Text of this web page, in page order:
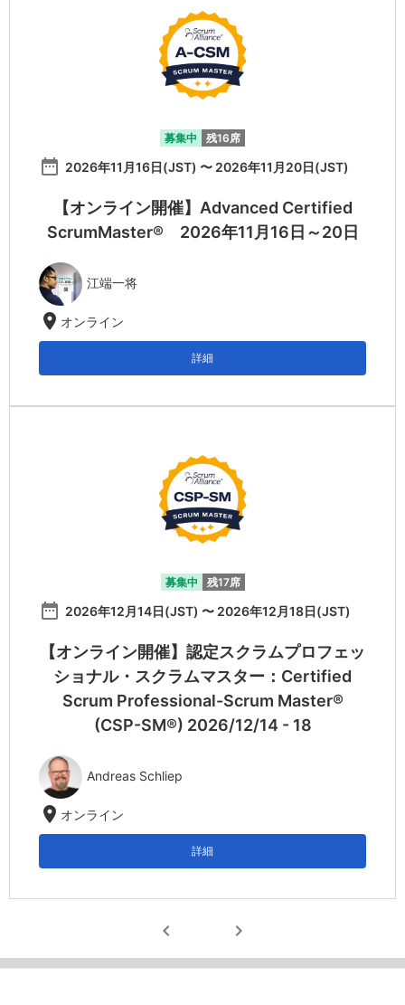
募集中 残16席
date_range 2026年11月16日(JST) 〜 2026年11月20日(JST)
【オンライン開催】Advanced Certified
ScrumMaster® 2026年11月16日～20日
江端一将
location_on オンライン
詳細
募集中 残17席
date_range 2026年12月14日(JST) 〜 2026年12月18日(JST)
【オンライン開催】認定スクラムプロフェッ
ショナル・スクラムマスター：Certified
Scrum Professional-Scrum Master®
(CSP-SM®) 2026/12/14 - 18
Andreas Schliep
location_on オンライン
詳細
chevron_left chevron_right